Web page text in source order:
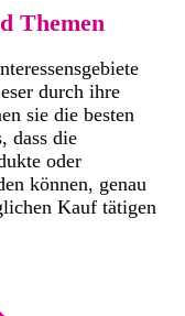
Themen
durch ihre
sie die besten
dass die
oder
können, genau
Kauf tätigen